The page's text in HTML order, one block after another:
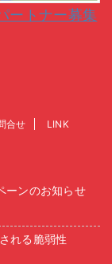
ートナー募集
合せ LINK
ーンのお知らせ
れる脆弱性